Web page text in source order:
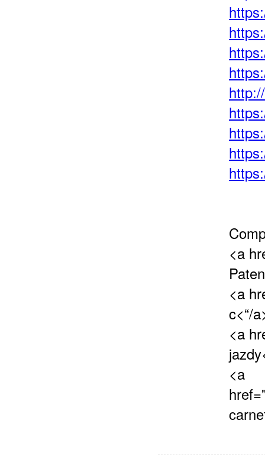
<a
<a
c<“/
<a
<a